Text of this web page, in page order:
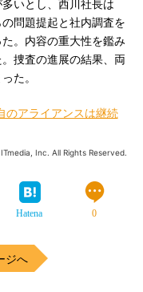
いとし、西川社長は
問題提起と社内調査を
。内容の重大性を鑑み
捜査の進展の結果、両
た。
のアライアンスは継続
Inc. All Rights Reserved.
Hatena 0
ジへ